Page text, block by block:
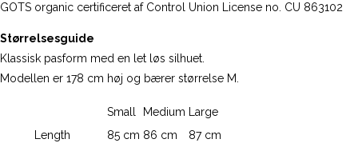
GOTS organic certificeret af Control Union License no. CU 863102
Størrelsesguide
Klassisk pasform med en let løs silhuet.
Modellen er 178 cm høj og bærer størrelse M.
Small Medium
Large
Length
85 cm 86 cm
87 cm